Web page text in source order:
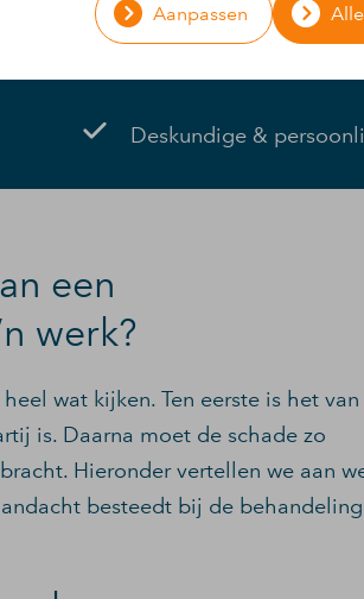
Aanpassen
Deskundige &
een
werk?
wat kijken. Ten eerste is het
is. Daarna moet de schade zo
Hieronder vertellen we aan
besteedt bij de